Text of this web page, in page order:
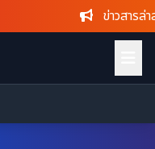
ข่าวสารล่าสุด: